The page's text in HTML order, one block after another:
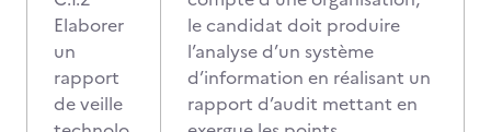
Elaborer
un
rapport
de veille
le candidat doit produire
l’analyse d’un système
d’information en réalisant un
rapport d’audit mettant en